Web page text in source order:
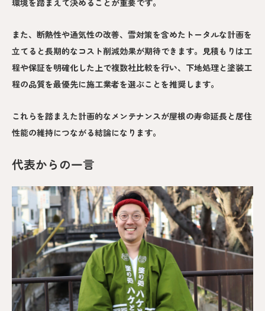
環境を踏まえて決めることが重要です。
また、断熱性や通気性の改善、雪対策を含めたトータルな計画を
立てると長期的なコスト削減効果が期待できます。見積もりは工
程や保証を明確化した上で複数社比較を行い、下地処理と塗装工
程の品質を最優先に施工業者を選ぶことを推奨します。
これらを踏まえた計画的なメンテナンスが屋根の寿命延長と居住
性能の維持につながる結論になります。
代表からの一言